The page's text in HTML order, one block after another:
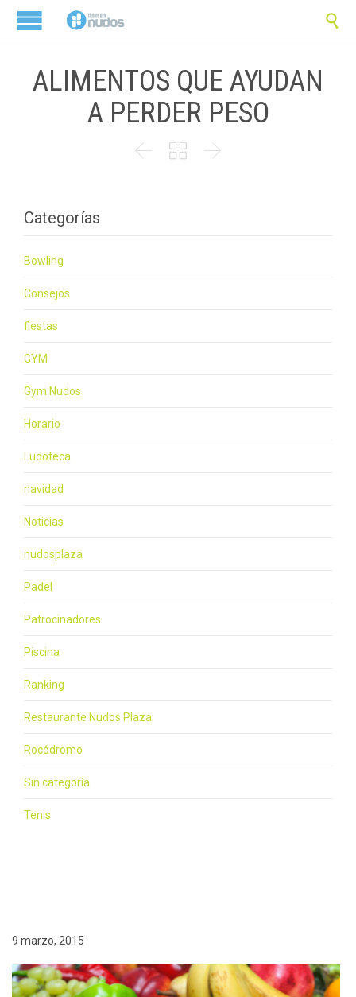

ALIMENTOS QUE AYUDAN
A PERDER PESO
  
Categorías
Bowling
Consejos
fiestas
GYM
Gym Nudos
Horario
Ludoteca
navidad
Noticias
nudosplaza
Padel
Patrocinadores
Piscina
Ranking
Restaurante Nudos Plaza
Rocódromo
Sin categoría
Tenis
9 marzo, 2015